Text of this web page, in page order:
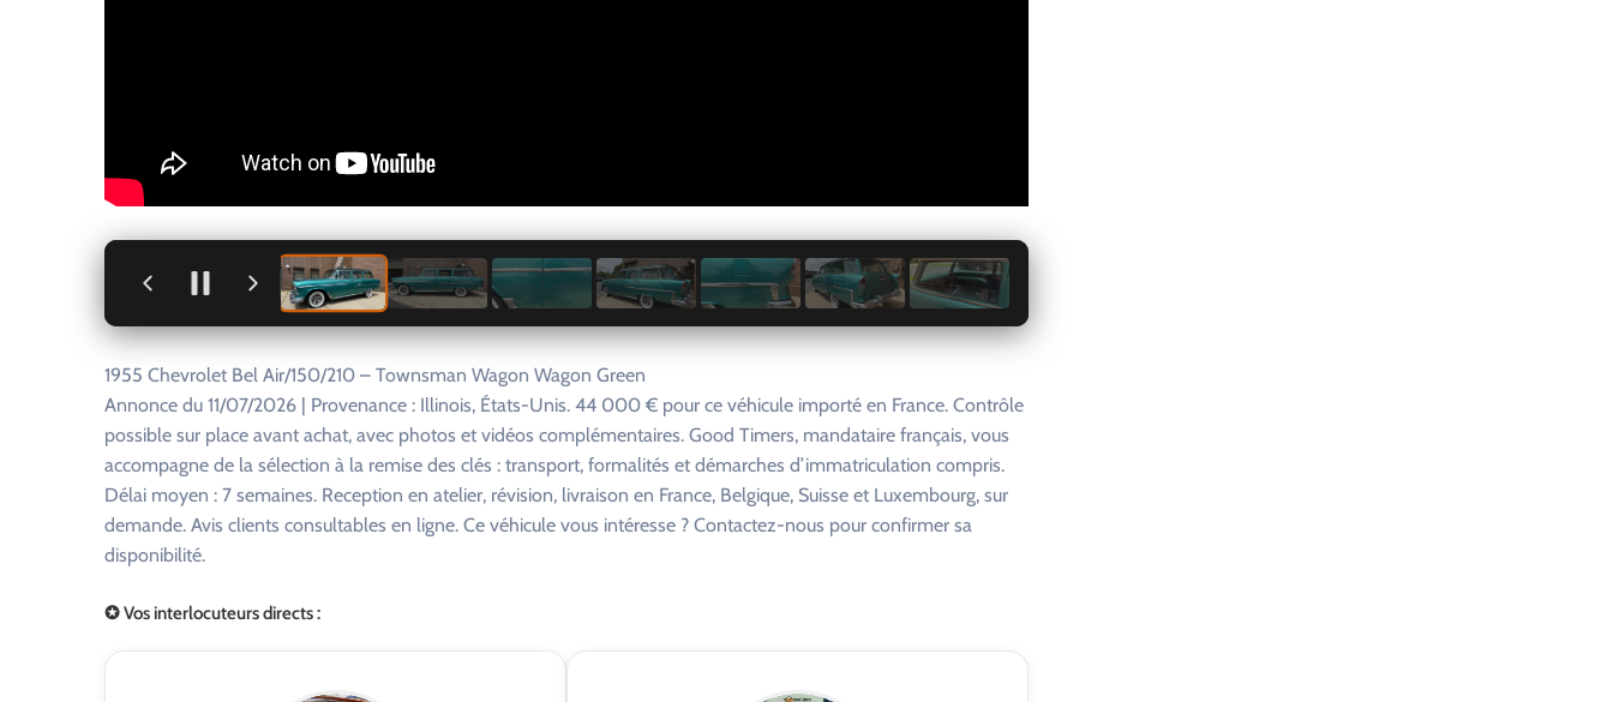
1 / 29
1955 Chevrolet Bel Air/150/210 – Townsman Wagon Wagon Green
Annonce du 11/07/2026 | Provenance : Illinois, États-Unis. 44 000 € pour ce véhicule importé en France. Contrôle
possible sur place avant achat, avec photos et vidéos complémentaires. Good Timers, mandataire français, vous
accompagne de la sélection à la remise des clés : transport, formalités et démarches d’immatriculation compris.
Délai moyen : 7 semaines. Reception en atelier, révision, livraison en France, Belgique, Suisse et Luxembourg, sur
demande. Avis clients consultables en ligne. Ce véhicule vous intéresse ? Contactez-nous pour confirmer sa
disponibilité.
✪ Vos interlocuteurs directs :